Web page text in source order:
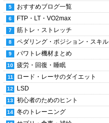
おすすめブログ一覧
FTP・LT・VO2max
筋トレ・ストレッチ
ペダリング・ポジション・スキル
パワトレ機材まとめ
疲労・回復・睡眠
ロード・レーサのダイエット
LSD
初心者のためのヒント
冬のトレーニング